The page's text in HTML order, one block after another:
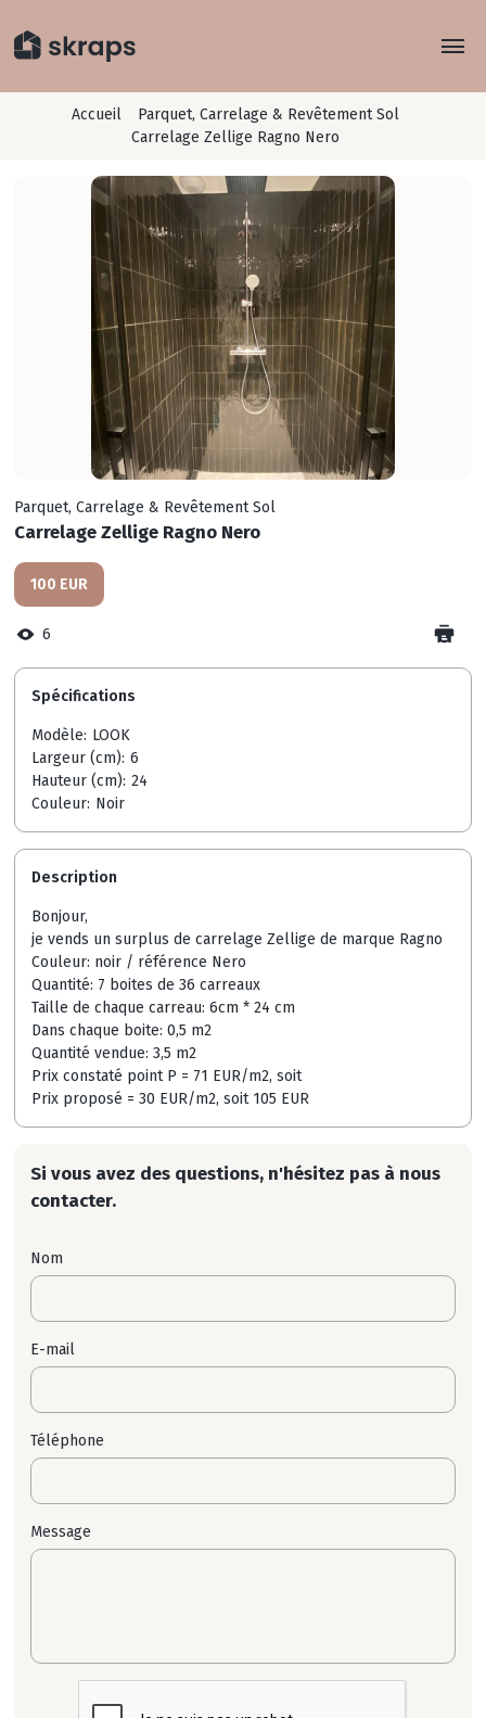
Explorer
Rayons
Concept
Je recycle
Conseils
Accueil
Parquet, Carrelage & Revêtement Sol
Carrelage Zellige Ragno Nero
Parquet, Carrelage & Revêtement Sol
Carrelage Zellige Ragno Nero
100 EUR
6
Spécifications
Modèle: LOOK
Largeur (cm): 6
Hauteur (cm): 24
Couleur: Noir
Description
Bonjour,
je vends un surplus de carrelage Zellige de marque Ragno
Couleur: noir / référence Nero
Quantité: 7 boites de 36 carreaux
Taille de chaque carreau: 6cm * 24 cm
Dans chaque boite: 0,5 m2
Quantité vendue: 3,5 m2
Prix constaté point P = 71 EUR/m2, soit
Prix proposé = 30 EUR/m2, soit 105 EUR
Si vous avez des questions, n'hésitez pas à nous
contacter.
Nom
E-mail
Téléphone
Message